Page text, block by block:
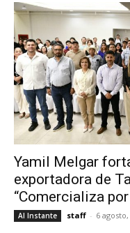
Yamil Melgar
exportadora de
“Comercializa
Al Instante staff - 6